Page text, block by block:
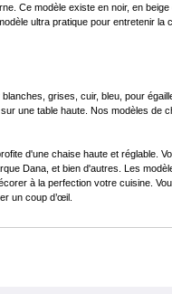
Ce modèle existe en noir, en
ultra pratique pour entretenir la
grises, cuir, bleu, pour
une table haute. Nos modèles de
d'une chaise haute et réglable.
Dana, et bien d'autres. Les
à la perfection votre cuisine.
un coup d’œil.